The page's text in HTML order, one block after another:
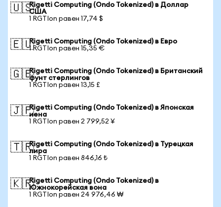
🇺🇸Rigetti Computing (Ondo Tokenized) в Доллар
США
1 RGTIon равен 17,74 $
🇪🇺Rigetti Computing (Ondo Tokenized) в Евро
1 RGTIon равен 15,35 €
🇬🇧Rigetti Computing (Ondo Tokenized) в Британский
фунт стерлингов
1 RGTIon равен 13,15 £
🇯🇵Rigetti Computing (Ondo Tokenized) в Японская
иена
1 RGTIon равен 2 799,52 ¥
🇹🇷Rigetti Computing (Ondo Tokenized) в Турецкая
лира
1 RGTIon равен 846,16 ₺
🇰🇷Rigetti Computing (Ondo Tokenized) в
Южнокорейская вона
1 RGTIon равен 24 976,46 ₩